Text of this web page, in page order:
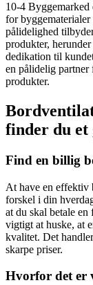
10-4
for
pålidelighed
produkter,
dedikation til
en pålidelig partner
produkter.
finder du et
Find en billig
At have en effektiv
forskel i din
at du skal betale
vigtigt at huske, at
kvalitet. Det
skarpe priser.
Hvorfor det er